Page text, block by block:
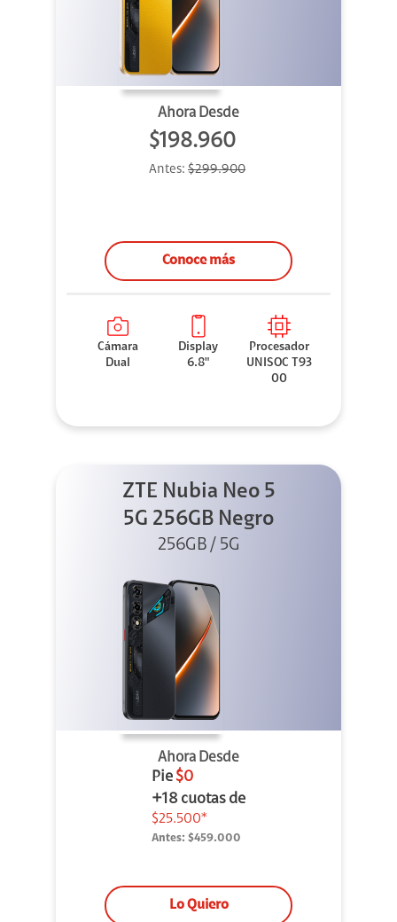
Ahora Desde
$198.960
Antes: $299.900
Conoce más
Cámara
Dual
Display
6.8"
Procesador
UNISOC T93
00
ZTE Nubia Neo 5
5G 256GB Negro
256GB / 5G
Ahora Desde
Pie $0
+18 cuotas de
$25.500*
Antes: $459.000
Lo Quiero